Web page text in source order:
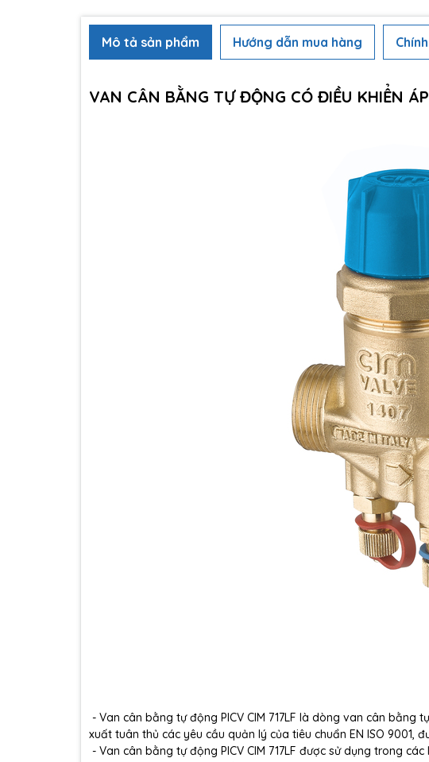
Mô tả sản phẩm Hướng dẫn mua hàng
VAN CÂN BẰNG TỰ ĐỘNG CÓ ĐIỀU KHIỂN
- Van cân bằng tự động PICV CIM 717LF là dòng van cân
xuất tuân thủ các yêu cầu quản lý của tiêu chuẩn EN ISO 9001,
- Van cân bằng tự động PICV CIM 717LF được sử dụng trong